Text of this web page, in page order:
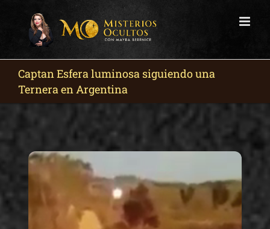
Captan Esfera luminosa siguiendo una
Ternera en Argentina